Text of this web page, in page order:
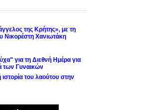
της Κρήτης», με τη
Νικορέστη Χανιωτάκη
για τη Διεθνή Ημέρα για
των Γυναικών
του λαούτου στην